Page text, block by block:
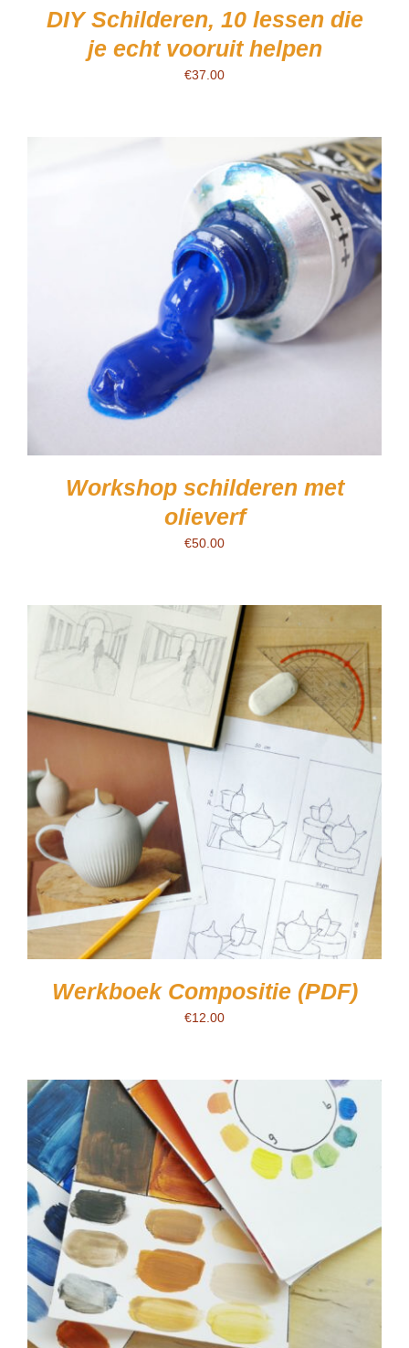
DIY Schilderen, 10 lessen die
je echt vooruit helpen
€37.00
Workshop schilderen met
olieverf
€50.00
Werkboek Compositie (PDF)
€12.00